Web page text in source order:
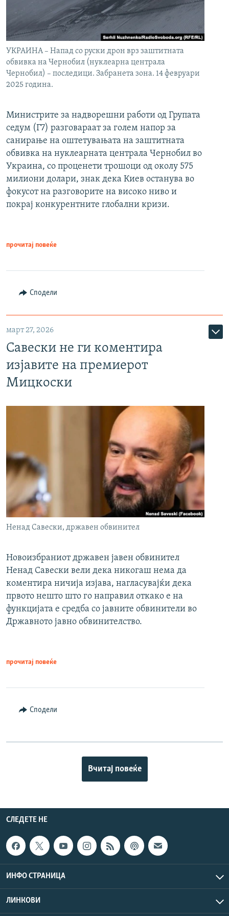
УКРАИНА – Напад со руски дрон врз заштитната
обвивка на Чернобил (нуклеарна централа
Чернобил) – последици. Забранета зона. 14 февруари
2025 година.
Министрите за надворешни работи од Групата
седум (Г7) разговараат за голем напор за
санирање на оштетувањата на заштитната
обвивка на нуклеарната централа Чернобил во
Украина, со проценети трошоци од околу 575
милиони долари, знак дека Киев останува во
фокусот на разговорите на високо ниво и
покрај конкурентните глобални кризи.
прочитај повеќе
Сподели
март 27, 2026
Савески не ги коментира
изјавите на премиерот
Мицкоски
Ненад Савески, државен обвинител
Новоизбраниот државен јавен обвинител
Ненад Савески вели дека никогаш нема да
коментира ничија изјава, нагласувајќи дека
првото нешто што го направил откако е на
функцијата е средба со јавните обвинители во
Државното јавно обвинителство.
прочитај повеќе
Сподели
Вчитај повеќе
СЛЕДЕТЕ НЕ
ИНФО СТРАНИЦА
ЛИНКОВИ